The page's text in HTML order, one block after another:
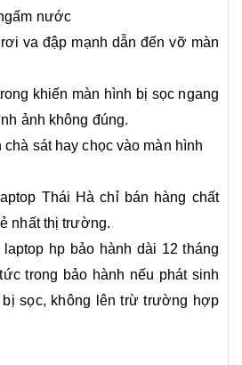
nước
va đập mạnh dẫn đến vỡ màn
khiến màn hình bị sọc ngang
ảnh không đúng.
sát hay chọc vào màn hình
Thái Hà chỉ bán hàng chất
nhất thị trường.
hp bảo hành dài 12 tháng
trong bảo hành nếu phát sinh
bị sọc, không lên trừ trường hợp